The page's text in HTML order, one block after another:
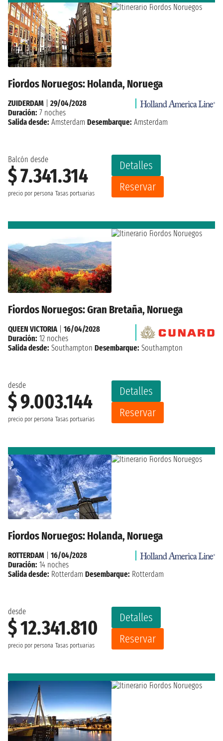
Fiordos Noruegos: Holanda, Noruega
Balcón desde
$ 7.341.314
precio por persona Tasas portuarias
Detalles
Reservar
ZUIDERDAM
29/04/2028
Duración: 7 noches
Salida desde: Amsterdam Desembarque: Amsterdam
Fiordos Noruegos: Gran Bretaña, Noruega
desde
$ 9.003.144
precio por persona Tasas portuarias
Detalles
Reservar
QUEEN VICTORIA| 16/04/2028
Duración: 12 noches
Salida desde: Southampton Desembarque: Southampton
Fiordos Noruegos: Holanda, Noruega
desde
$ 12.341.810
precio por persona Tasas portuarias
Detalles
Reservar
ROTTERDAM
16/04/2028
Duración: 14 noches
Salida desde: Rotterdam Desembarque: Rotterdam